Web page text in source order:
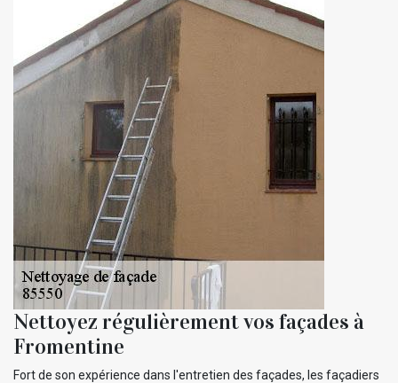
Nettoyez régulièrement vos façades à
Fromentine
Fort de son expérience dans l'entretien des façades, les façadiers